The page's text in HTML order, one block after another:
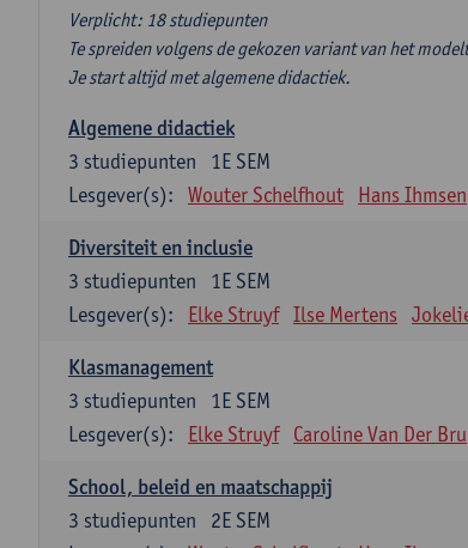
Verplicht: 18 studiepunten
Te spreiden volgens de gekozen variant van het
Je start altijd met algemene didactiek.
Algemene didactiek
1E SEM
3 studiepunten
Lesgever(s):
Wouter Schelfhout Hans Ihmsen
Diversiteit en inclusie
1E SEM
3 studiepunten
Lesgever(s):
Elke Struyf Ilse Mertens
Klasmanagement
1E SEM
3 studiepunten
Lesgever(s):
Elke Struyf Caroline Van Der
School, beleid en maatschappij
2E SEM
3 studiepunten